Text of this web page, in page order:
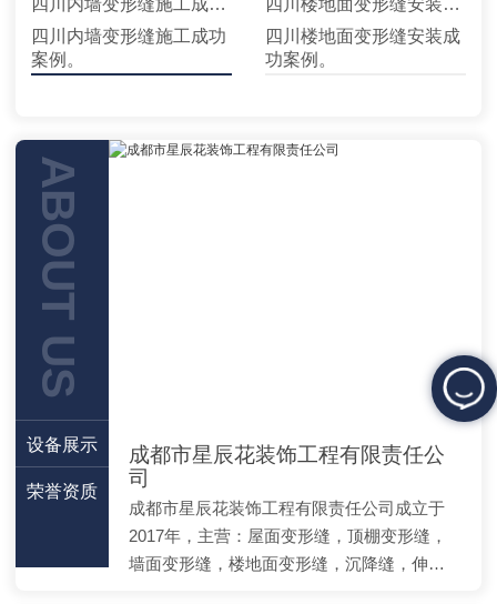
四川内墙变形缝施工成功
案例。
四川楼地面变形缝安装成
功案例。
ABOUT US
设备展示
荣誉资质
成都市星辰花装饰工程有限责任公
司
成都市星辰花装饰工程有限责任公司成立于
2017年，主营：屋面变形缝，顶棚变形缝，
墙面变形缝，楼地面变形缝，沉降缝，伸…